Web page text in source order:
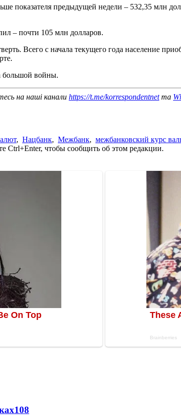
показателя предыдущей недели – 532,35 млн
– почти 105 млн долларов.
Всего с начала текущего года население
большой войны.
на наші канали https://t.me/korrespondentnetта
, Нацбанк, Межбанк, межбанковский курс
Ctrl+Enter, чтобы сообщить об этом редакции.
108